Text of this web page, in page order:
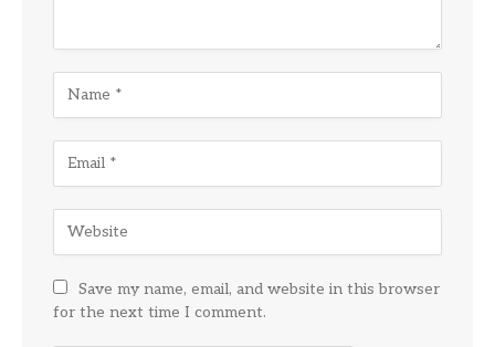
Save my name, email, and website in this browser
for the next time I comment.